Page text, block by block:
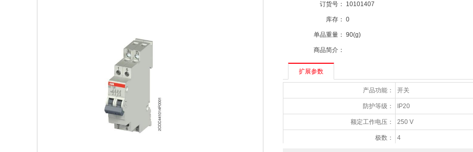
订货号： 10101407
库存： 0
单品重量： 90(g)
商品简介：
扩展参数
产品功能： 开关
防护等级： IP20
额定工作电压： 250 V
极数： 4